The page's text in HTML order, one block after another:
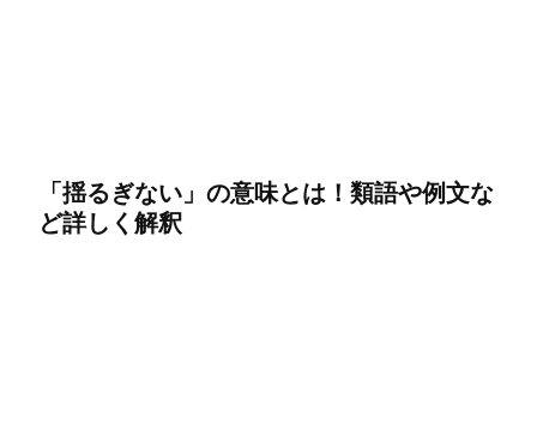
「揺るぎない」の意味とは！類語や例文な
ど詳しく解釈